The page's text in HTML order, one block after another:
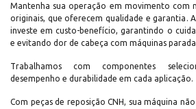
Mantenha sua operação em movimento com
originais, que oferecem qualidade e garantia.
investe em custo-benefício, garantindo o
e evitando dor de cabeça com máquinas
Trabalhamos com componentes
desempenho e durabilidade em cada aplicação.
Com peças de reposição CNH, sua máquina